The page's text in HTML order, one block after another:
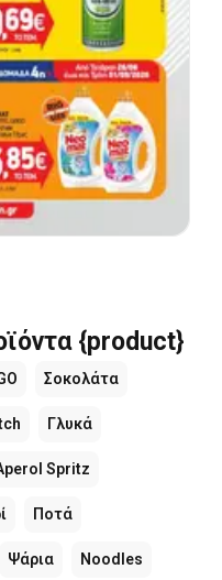
{product}
Σοκολάτα
Γλυκά
Spritz
Ποτά
Ψάρια Noodles